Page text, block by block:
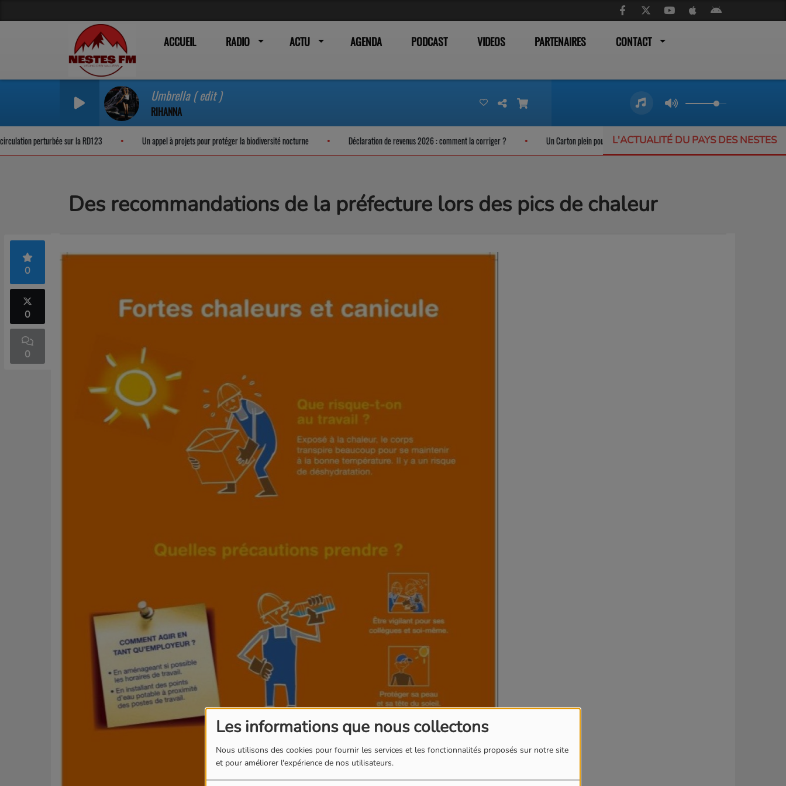
Les informations que nous collectons
Nous utilisons des cookies pour fournir les services et les fonctionnalités proposés sur notre site
et pour améliorer l'expérience de nos utilisateurs.
ACCUEIL RADIO ACTU AGENDA PODCAST VIDEOS PARTENAIRES CONTACT
Umbrella ( edit )
RIHANNA
L'ACTUALITÉ DU PAYS DES NESTES
sur la RD123 Un appel à projets pour protéger la biodiversité nocturne Déclaration de revenus 2026 : comment la corriger ? Un Carton plein pour les trains liO qui ne désemplissent pas L’Offrande
Des recommandations de la préfecture lors des pics de chaleur
0
0
0